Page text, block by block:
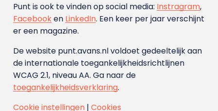
Punt is ook te vinden op social media: Instragram,
Facebooken LinkedIn. Een keer per jaar verschijnt
er een magazine.
De website punt.avans.nl voldoet gedeeltelijk aan
de internationale toegankelijkheidsrichtlijnen
WCAG 2.1, niveau AA. Ga naar de
toegankelijkheidsverklaring.
Cookie instellingen| Cookies